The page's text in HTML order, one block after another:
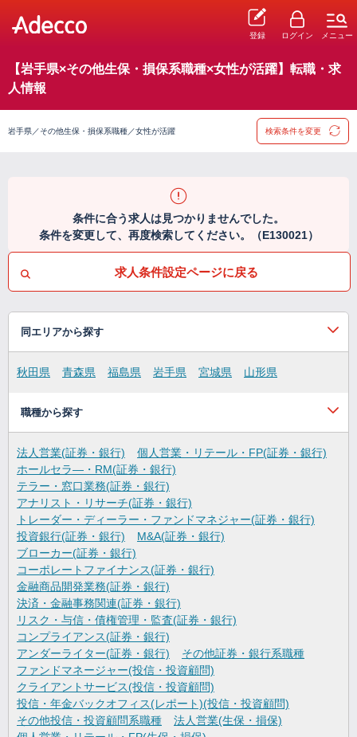
登録 ログイン メニュー
【岩手県×その他生保・損保系職種×女性が活躍】転職・求
人情報
岩手県／その他生保・損保系職種／女性が活躍 検索条件を変更
条件に合う求人は見つかりませんでした。
条件を変更して、再度検索してください。（E130021）
求人条件設定ページに戻る
同エリアから探す
秋田県 青森県 福島県 岩手県 宮城県 山形県
職種から探す
法人営業(証券・銀行)
個人営業・リテール・FP(証券・銀行)
ホールセラ―・RM(証券・銀行)
テラー・窓口業務(証券・銀行)
アナリスト・リサーチ(証券・銀行)
トレーダー・ディーラー・ファンドマネジャー(証券・銀行)
投資銀行(証券・銀行)
M&A(証券・銀行)
ブローカー(証券・銀行)
コーポレートファイナンス(証券・銀行)
金融商品開発業務(証券・銀行)
決済・金融事務関連(証券・銀行)
リスク・与信・債権管理・監査(証券・銀行)
コンプライアンス(証券・銀行)
アンダーライター(証券・銀行)
その他証券・銀行系職種
ファンドマネージャー(投信・投資顧問)
クライアントサービス(投信・投資顧問)
投信・年金バックオフィス(レポート)(投信・投資顧問)
その他投信・投資顧問系職種
法人営業(生保・損保)